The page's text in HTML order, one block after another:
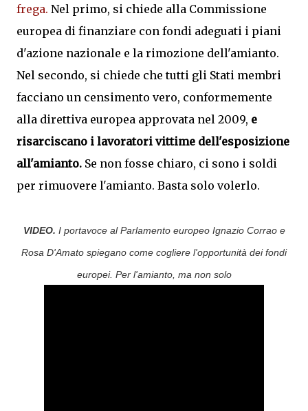
frega. Nel primo, si chiede alla Commissione
europea di finanziare con fondi adeguati i piani
d'azione nazionale e la rimozione dell'amianto.
Nel secondo, si chiede che tutti gli Stati membri
facciano un censimento vero, conformemente
alla direttiva europea approvata nel 2009, e
risarciscano i lavoratori vittime dell'esposizione
all'amianto. Se non fosse chiaro, ci sono i soldi
per rimuovere l'amianto. Basta solo volerlo.
VIDEO. I portavoce al Parlamento europeo Ignazio Corrao e
Rosa D'Amato spiegano come cogliere l'opportunità dei fondi
europei. Per l'amianto, ma non solo